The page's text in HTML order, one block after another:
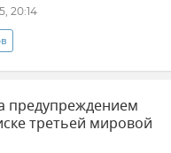
20:14
Новости Крым Крым
Украина
Внешняя политика
предупреждением
третьей мировой